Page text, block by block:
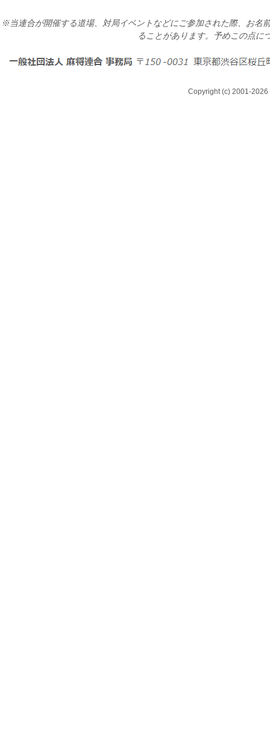
※当連合が開催する道場、対局イベントなどにご参加された際、お名
ることがあります。予めこの点に
Copyright (c) 2001-